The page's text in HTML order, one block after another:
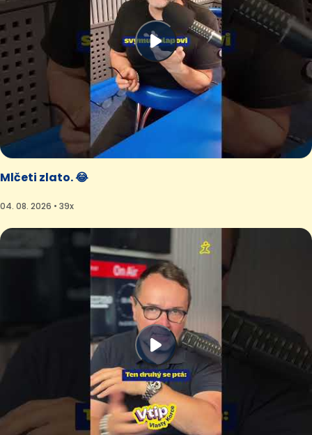
Mlčeti zlato. 😂
04. 08. 2026 • 39x